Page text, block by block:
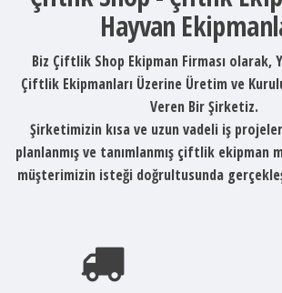
Hayvan
Biz Çiftlik Shop Ekipman Firması olarak,
Çiftlik Ekipmanları Üzerine Üretim ve
Veren Bir Şirketiz.
Şirketimizin kısa ve uzun vadeli iş
planlanmış ve tanımlanmış çiftlik ekipman
müşterimizin isteği doğrultusunda